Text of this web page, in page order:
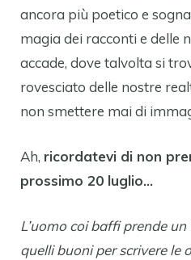
ancora più poetico e
magia dei racconti e delle
accade, dove talvolta si
rovesciato delle nostre
non smettere mai di
Ah, ricordatevi di non
prossimo 20 luglio…
L’uomo coi baffi prende
quelli buoni per scrivere le